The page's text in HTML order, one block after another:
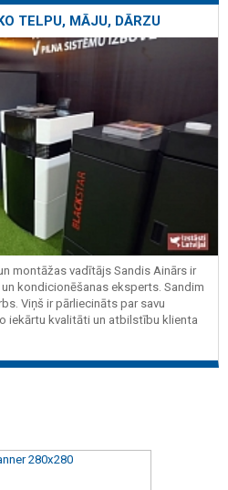
TELPU, MĀJU, DĀRZU
montāžas vadītājs Sandis Ainārs ir
kondicionēšanas eksperts. Sandim
Viņš ir pārliecināts par savu
iekārtu kvalitāti un atbilstību klienta